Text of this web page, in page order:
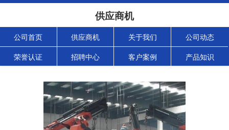
供应商机
公司首页 供应商机 关于我们 公司动态
荣誉认证 招聘中心 客户案例 产品知识